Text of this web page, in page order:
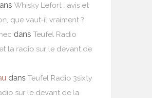
Whisky Lefort : avis et
que vaut-il vraiment ?
dans Teufel Radio
la radio sur le devant de
dans Teufel Radio 3sixty
sur le devant de la